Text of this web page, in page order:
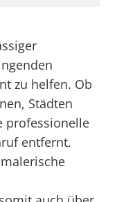
zu helfen. Ob
Städten
professionelle
entfernt.